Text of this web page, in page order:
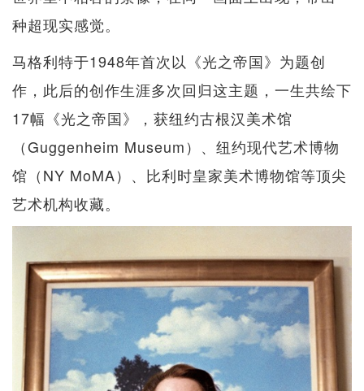
种超现实感觉。
马格利特于1948年首次以《光之帝国》为题创
作，此后的创作生涯多次回归这主题，一生共绘下
17幅《光之帝国》，获纽约古根汉美术馆
（Guggenheim Museum）、纽约现代艺术博物
馆（NY MoMA）、比利时皇家美术博物馆等顶尖
艺术机构收藏。